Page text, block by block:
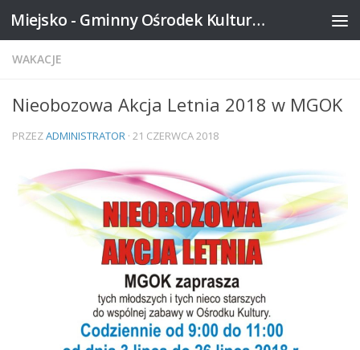
Skip to content Miejsko - Gminny Ośrodek Kultury w Mikstacie
WAKACJE
Nieobozowa Akcja Letnia 2018 w MGOK
PRZEZADMINISTRATOR · 21 CZERWCA 2018